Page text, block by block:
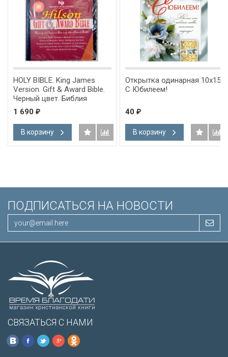
HOLY BIBLE. King James
Version. Gift & Award Bible.
Черный цвет. Библия
Короля Иакова на
английском языке.
Словарь, карты, закладка,
подарочная вкладка, слова
Иисуса выделены красным
1 690 ₽
В корзину
Открытка одинарная 10x15:
С Юбилеем!
40 ₽
В корзину
ПОДПИСАТЬСЯ НА НОВОСТИ
СВЯЗАТЬСЯ С НАМИ